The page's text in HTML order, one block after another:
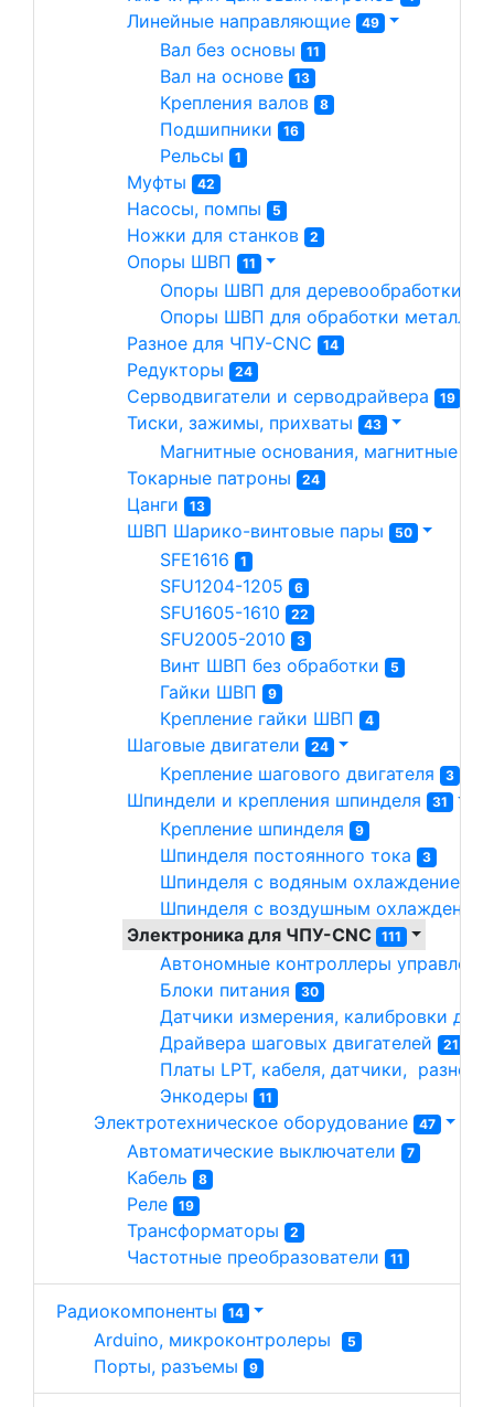
Линейные направляющие 49
Вал без основы 11
Вал на основе 13
Крепления валов 8
Подшипники 16
Рельсы 1
Муфты 42
Насосы, помпы 5
Ножки для станков 2
Опоры ШВП 11
Опоры ШВП для деревообработки
Опоры ШВП для обработки
Разное для ЧПУ-CNC
14
Редукторы 24
Серводвигатели и серводрайвера 19
Тиски, зажимы, прихваты 43
Магнитные основания, магнитные
Токарные патроны
24
Цанги 13
ШВП Шарико-винтовые пары 50
SFE1616 1
SFU1204-1205 6
SFU1605-1610 22
SFU2005-2010 3
Винт ШВП без обработки 5
Гайки ШВП 9
Крепление гайки ШВП 4
Шаговые двигатели 24
Крепление шагового двигателя 3
Шпиндели и крепления шпинделя 31
Крепление шпинделя 9
Шпинделя постоянного тока 3
Шпинделя с водяным охлаждением
Шпинделя с воздушным
Электроника для ЧПУ-CNC
111
Автономные контроллеры
Блоки питания
30
Датчики измерения, калибровки
Драйвера шаговых двигателей
21
Платы LPT, кабеля, датчики,  разное
Энкодеры 11
Электротехническое оборудование 47
Автоматические выключатели 7
Кабель 8
Реле 19
Трансформаторы 2
Частотные преобразователи 11
Радиокомпоненты 14
Arduino, микроконтролеры 5
Порты, разъемы 9